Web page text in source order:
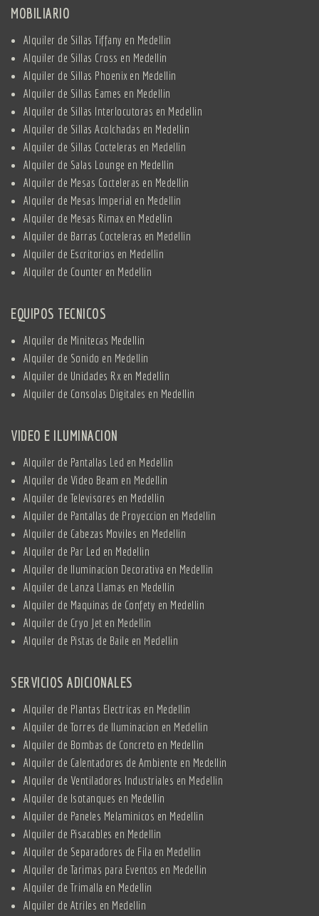
MOBILIARIO
Alquiler de Sillas Tiffany en Medellin
Alquiler de Sillas Cross en Medellin
Alquiler de Sillas Phoenix en Medellin
Alquiler de Sillas Eames en Medellin
Alquiler de Sillas Interlocutoras en Medellin
Alquiler de Sillas Acolchadas en Medellin
Alquiler de Sillas Cocteleras en Medellin
Alquiler de Salas Lounge en Medellin
Alquiler de Mesas Cocteleras en Medellin
Alquiler de Mesas Imperial en Medellin
Alquiler de Mesas Rimax en Medellin
Alquiler de Barras Cocteleras en Medellin
Alquiler de Escritorios en Medellin
Alquiler de Counter en Medellin
EQUIPOS TECNICOS
Alquiler de Minitecas Medellin
Alquiler de Sonido en Medellin
Alquiler de Unidades Rx en Medellin
Alquiler de Consolas Digitales en Medellin
VIDEO E ILUMINACION
Alquiler de Pantallas Led en Medellin
Alquiler de Video Beam en Medellin
Alquiler de Televisores en Medellin
Alquiler de Pantallas de Proyeccion en Medellin
Alquiler de Cabezas Moviles en Medellin
Alquiler de Par Led en Medellin
Alquiler de Iluminacion Decorativa en Medellin
Alquiler de Lanza Llamas en Medellin
Alquiler de Maquinas de Confety en Medellin
Alquiler de Cryo Jet en Medellin
Alquiler de Pistas de Baile en Medellin
SERVICIOS ADICIONALES
Alquiler de Plantas Electricas en Medellin
Alquiler de Torres de Iluminacion en Medellin
Alquiler de Bombas de Concreto en Medellin
Alquiler de Calentadores de Ambiente en Medellin
Alquiler de Ventiladores Industriales en Medellin
Alquiler de Isotanques en Medellin
Alquiler de Paneles Melaminicos en Medellin
Alquiler de Pisacables en Medellin
Alquiler de Separadores de Fila en Medellin
Alquiler de Tarimas para Eventos en Medellin
Alquiler de Trimalla en Medellin
Alquiler de Atriles en Medellin